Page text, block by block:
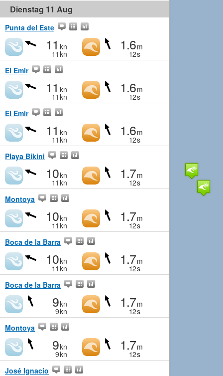
Dienstag 11 Aug
Punta del Este
11 kn
11 kn
1.6m
12s
El Emir
11 kn
11 kn
1.6m
12s
El Emir
11 kn
11 kn
1.6m
12s
Playa Bikini
10kn
11 kn
1.7m
12s
Montoya
10kn
11 kn
1.7m
12s
Boca de la Barra
10kn
11 kn
1.7m
12s
Boca de la Barra
9kn
9kn
1.7m
12s
Montoya
9kn
9kn
1.7m
12s
José Ignacio